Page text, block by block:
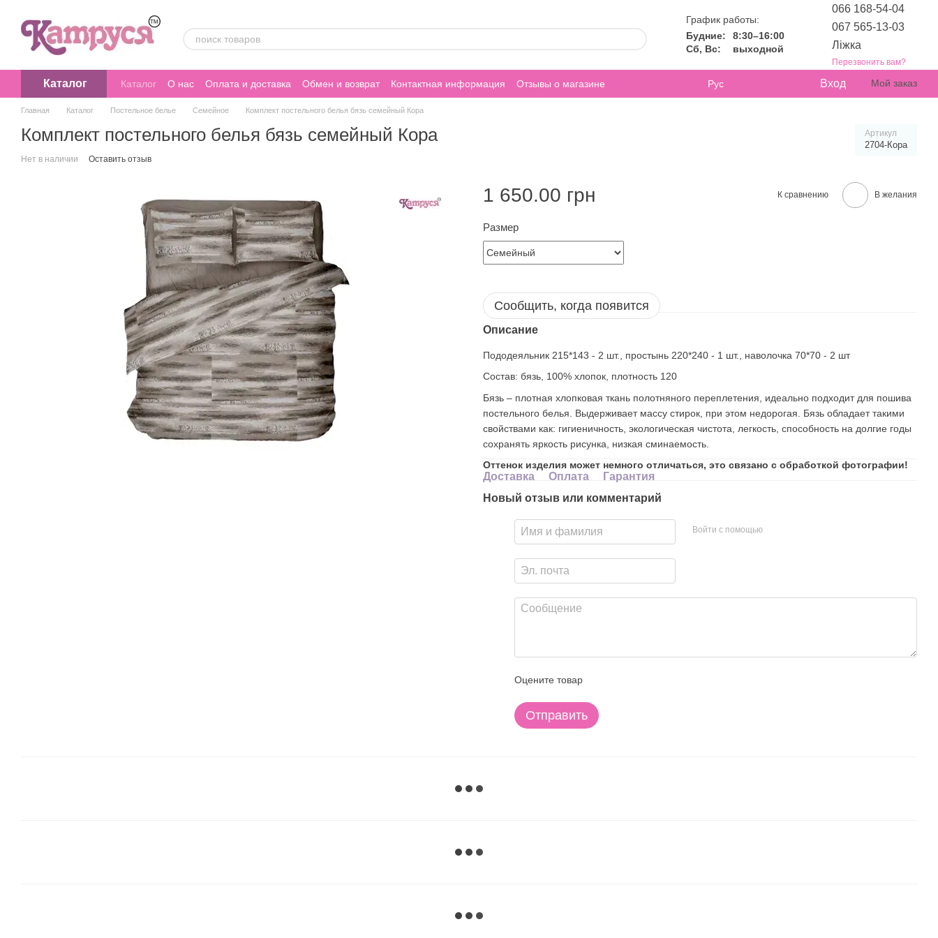
График работы:
Будние:
8:30–16:00
Сб, Вс:
выходной
066 168-54-04
067 565-13-03
Ліжка
Перезвонить вам?
Каталог Каталог О нас Оплата и доставка Обмен и возврат Контактная информация Отзывы о магазине Рус Вход Мой заказ
Главная Каталог Постельное белье Семейное Комплект постельного белья бязь семейный Кора
Комплект постельного белья бязь семейный Кора Артикул
2704-Кора
Нет в наличии Оставить отзыв
1 650.00 грн К сравнению В желания
Размер
Сообщить, когда появится
Описание
Пододеяльник 215*143 - 2 шт., простынь 220*240 - 1 шт., наволочка 70*70 - 2 шт
Состав: бязь, 100% хлопок, плотность 120
Бязь – плотная хлопковая ткань полотняного переплетения, идеально подходит для пошива
постельного белья. Выдерживает массу стирок, при этом недорогая. Бязь обладает такими
свойствами как: гигиеничность, экологическая чистота, легкость, способность на долгие годы
сохранять яркость рисунка, низкая сминаемость.
Оттенок изделия может немного отличаться, это связано с обработкой фотографии!
Доставка Оплата
Гарантия
Новый отзыв или комментарий
Войти с помощью
Оцените товар
Отправить